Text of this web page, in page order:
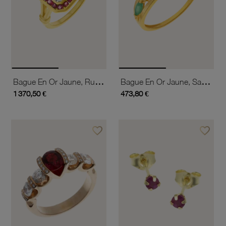
Bague En Or Jaune, Rubis Et Diamants
1 370,50 €
Bague En Or Jaune, Saphir, Émeraude, Rubis Et Diamants
473,80 €
favorite_borderAjouter à vos favoris favorite_borderAjouter